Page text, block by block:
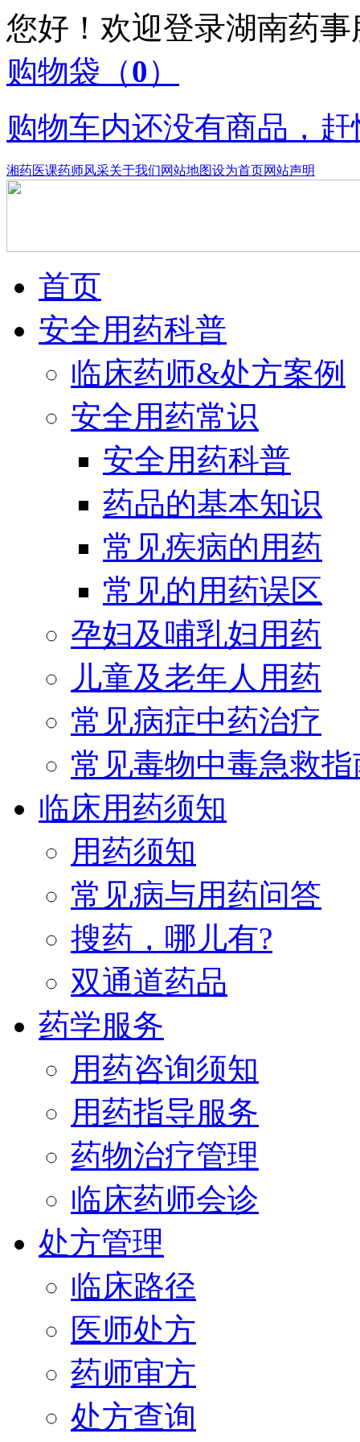
您好！欢迎登录湖南药
购物袋 （0）
购物车内还没有商品，
湘药医课药师风采关于我们网站地图设为首页网站声明
首页
安全用药科普
临床药师&处方案例
安全用药常识
安全用药科普
药品的基本知识
常见疾病的用药
常见的用药误区
孕妇及哺乳妇用药
儿童及老年人用药
常见病症中药治疗
常见毒物中毒急救指
临床用药须知
用药须知
常见病与用药问答
搜药，哪儿有?
双通道药品
药学服务
用药咨询须知
用药指导服务
药物治疗管理
临床药师会诊
处方管理
临床路径
医师处方
药师审方
处方查询